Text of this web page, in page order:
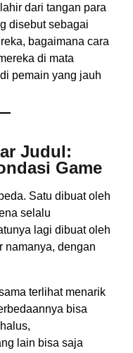
dari tangan para
disebut sebagai
bagaimana cara
di mata
pemain yang jauh
Judul:
Game
Satu dibuat oleh
selalu
lagi dibuat oleh
namanya, dengan
terlihat menarik
bisa
lain bisa saja